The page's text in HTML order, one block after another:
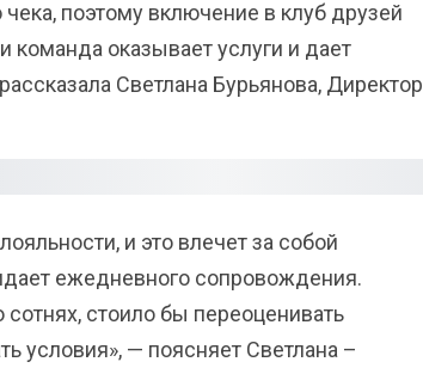
поэтому включение в клуб друзей
оказывает услуги и дает
Светлана Бурьянова, Директор
и это влечет за собой
ежедневного сопровождения.
стоило бы переоценивать
условия», — поясняет Светлана –